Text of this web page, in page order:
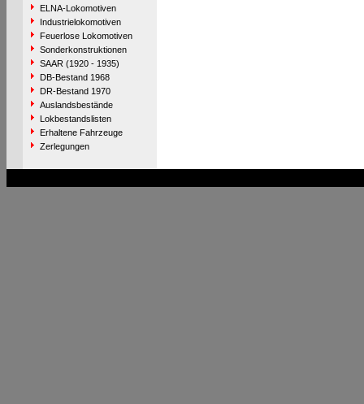
ELNA-Lokomotiven
Industrielokomotiven
Feuerlose Lokomotiven
Sonderkonstruktionen
SAAR (1920 - 1935)
DB-Bestand 1968
DR-Bestand 1970
Auslandsbestände
Lokbestandslisten
Erhaltene Fahrzeuge
Zerlegungen